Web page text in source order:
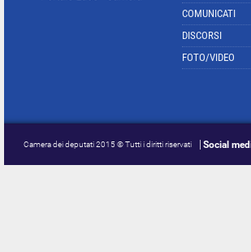
COMUNICATI
DISCORSI
FOTO/VIDEO
Camera dei deputati 2015 © Tutti i diritti riservati Social